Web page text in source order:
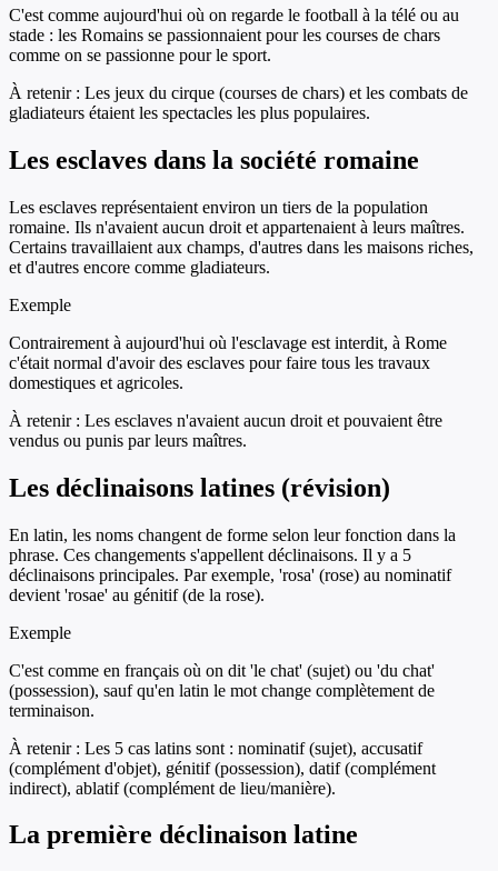
C'est comme aujourd'hui où on regarde le football à la télé ou au
stade : les Romains se passionnaient pour les courses de chars
comme on se passionne pour le sport.
À retenir : Les jeux du cirque (courses de chars) et les combats de
gladiateurs étaient les spectacles les plus populaires.
Les esclaves dans la société romaine
Les esclaves représentaient environ un tiers de la population
romaine. Ils n'avaient aucun droit et appartenaient à leurs maîtres.
Certains travaillaient aux champs, d'autres dans les maisons riches,
et d'autres encore comme gladiateurs.
Exemple
Contrairement à aujourd'hui où l'esclavage est interdit, à Rome
c'était normal d'avoir des esclaves pour faire tous les travaux
domestiques et agricoles.
À retenir : Les esclaves n'avaient aucun droit et pouvaient être
vendus ou punis par leurs maîtres.
Les déclinaisons latines (révision)
En latin, les noms changent de forme selon leur fonction dans la
phrase. Ces changements s'appellent déclinaisons. Il y a 5
déclinaisons principales. Par exemple, 'rosa' (rose) au nominatif
devient 'rosae' au génitif (de la rose).
Exemple
C'est comme en français où on dit 'le chat' (sujet) ou 'du chat'
(possession), sauf qu'en latin le mot change complètement de
terminaison.
À retenir : Les 5 cas latins sont : nominatif (sujet), accusatif
(complément d'objet), génitif (possession), datif (complément
indirect), ablatif (complément de lieu/manière).
La première déclinaison latine